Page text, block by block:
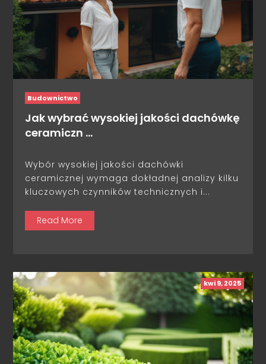
Budownictwo
Jak wybrać wysokiej jakości dachówkę
ceramiczn …
Wybór wysokiej jakości dachówki
ceramicznej wymaga dokładnej analizy kilku
kluczowych czynników technicznych i...
Read More
kwi 9, 2025